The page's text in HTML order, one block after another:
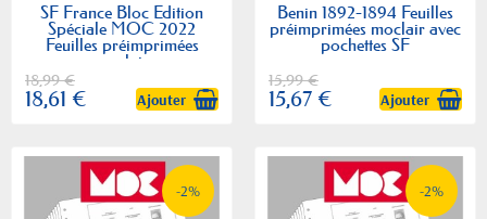
SF France Bloc Edition
Spéciale MOC 2022
Feuilles préimprimées
moclair
18,99 €
18,61 € Ajouter
Benin 1892-1894 Feuilles
préimprimées moclair avec
pochettes SF
15,99 €
15,67 € Ajouter
-2% -2%